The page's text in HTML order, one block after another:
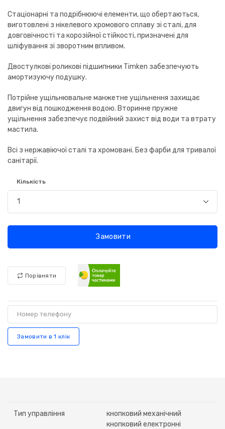
Стаціонарні та подрібнюючі елементи, що обертаються,
виготовлені з нікелевого хромового сплаву зі сталі, для
довговічності та корозійної стійкості, призначені для
шліфування зі зворотним впливом.
Двостулкові роликові підшипники Timken забезпечують
амортизуючу подушку.
Потрійне ущільнювальне манжетне ущільнення захищає
двигун від пошкодження водою. Вторинне пружне
ущільнення забезпечує подвійний захист від води та втрату
мастила.
Всі з нержавіючої сталі та хромовані. Без фарби для тривалої
санітарії.
Кількість
Замовити
Порівняти
Замовити в 1 клік
Тип управління
кнопковий механічний
кнопковий електронні